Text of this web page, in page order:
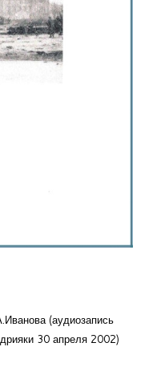
(аудиозапись
30 апреля 2002)